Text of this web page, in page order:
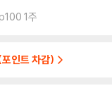
1주
인트 차감)